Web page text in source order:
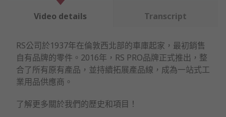
Video details Transcript
RS公司於1937年在倫敦西北部的車庫起家，最初銷售
自有品牌的零件。2016年，RS PRO品牌正式推出，整
合了所有原有產品，並持續拓展產品線，成為一站式工
業用品供應商。
了解更多關於我們的歷史和項目！